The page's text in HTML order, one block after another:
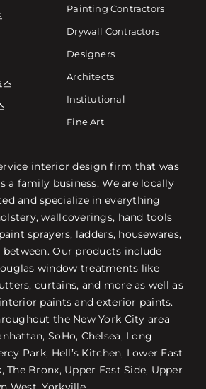
스
Painting Contractors
Drywall Contractors
Designers
Architects
Institutional
Fine Art
interior design firm that was
a family business. We are locally
and specialize in everything
wallcoverings, hand tools
sprayers, ladders, housewares,
Our products include
window treatments like
curtains, and more as well as
paints and exterior paints.
the New York City area
SoHo, Chelsea, Long
Park, Hell’s Kitchen, Lower East
The Bronx, Upper East Side, Upper